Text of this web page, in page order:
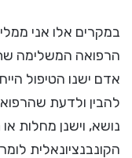
במקרים אלו אני
הרפואה המשלימה
אדם ישנו הטיפול
להבין ולדעת
נושא, וישנן מחלות
הקונבנציונאלית